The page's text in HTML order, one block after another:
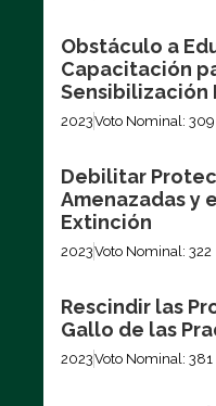
Obstáculo a
Capacitación
Sensibilización
2023Voto Nominal: 309
Debilitar
Amenazadas y
Extinción
2023Voto Nominal: 322
Rescindir las
Gallo de las
2023Voto Nominal: 381